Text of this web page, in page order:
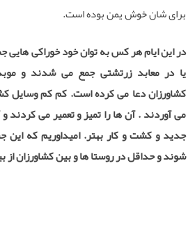
برای شان خوش یمن بوده است.
در این ایام هر کس به توان خود خوراکی
یا در معابد زرتشتی جمع می شدند و
کشاورزان دعا می کرده است. کم کم وسایل
می آوردند . آن ها را تمیز و تعمیر می
جدید و کشت و کار بهتر. امیداوریم که این
شوند و حداقل در روستا ها و بین کشاورزان از